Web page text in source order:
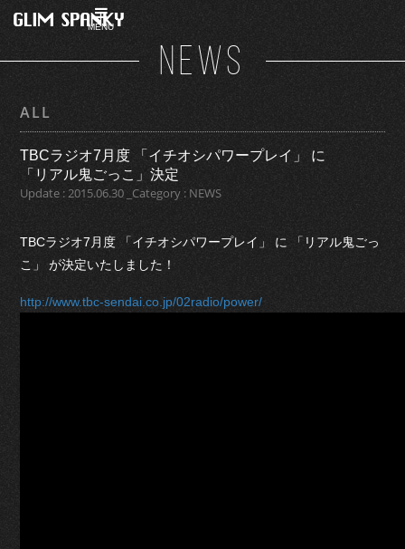
MENU
NEWS
ALL
TBCラジオ7月度 「イチオシパワープレイ」 に
「リアル鬼ごっこ」決定
Update : 2015.06.30 _Category : NEWS
TBCラジオ7月度 「イチオシパワープレイ」 に 「リアル鬼ごっ
こ」 が決定いたしました！
http://www.tbc-sendai.co.jp/02radio/power/